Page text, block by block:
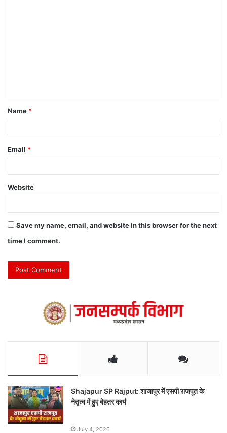
Name *
Email *
Website
Save my name, email, and website in this browser for the next
time I comment.
Shajapur SP Rajput: शाजापुर में एसपी राजपूत के
नेतृत्व में हुए बेहतर कार्य
July 4, 2026